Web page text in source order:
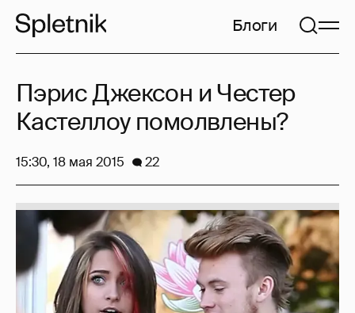
Блоги
Пэрис Джексон и Честер
Кастеллоу помолвлены?
15:30, 18 мая 2015 22